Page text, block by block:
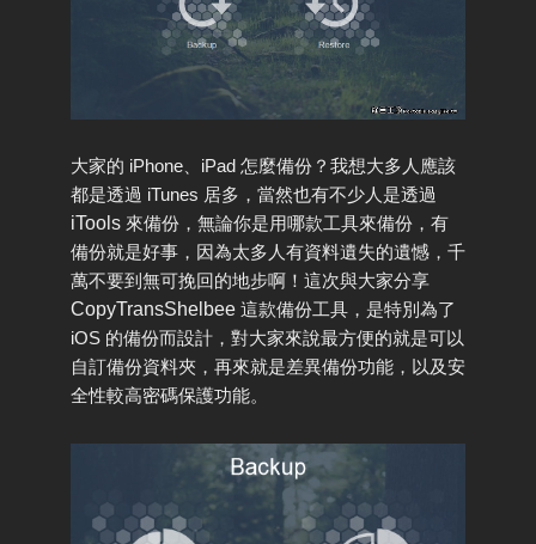
大家的 iPhone、iPad 怎麼備份？我想大多人應該
都是透過 iTunes 居多，當然也有不少人是透過
iTools 來備份，無論你是用哪款工具來備份，有
備份就是好事，因為太多人有資料遺失的遺憾，千
萬不要到無可挽回的地步啊！這次與大家分享
CopyTransShelbee 這款備份工具，是特別為了
iOS 的備份而設計，對大家來說最方便的就是可以
自訂備份資料夾，再來就是差異備份功能，以及安
全性較高密碼保護功能。